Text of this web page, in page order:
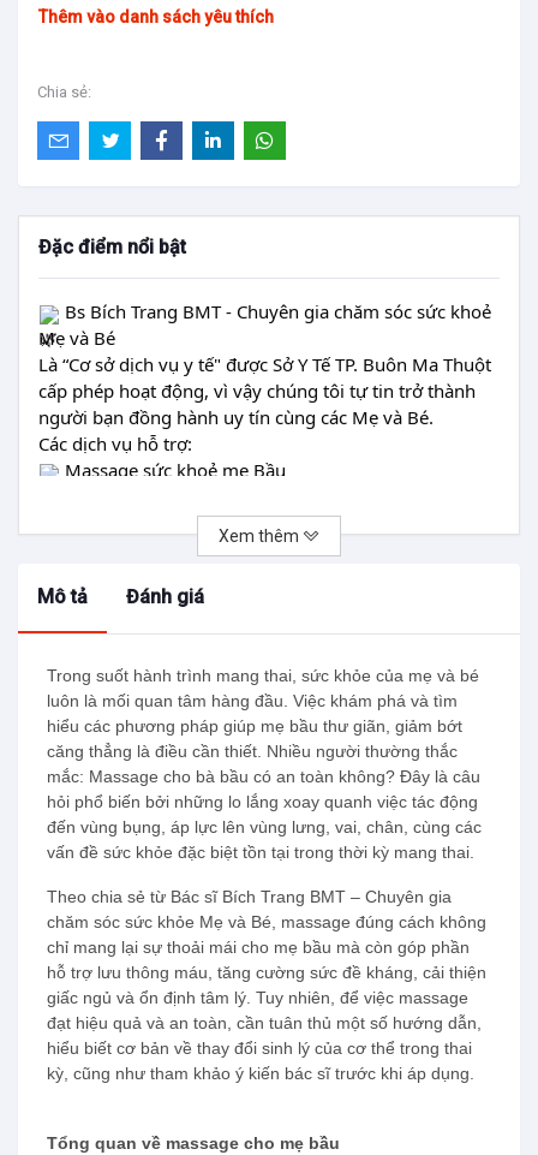
Thêm vào danh sách yêu thích
Chia sẻ:
Đặc điểm nổi bật
Bs Bích Trang BMT - Chuyên gia chăm sóc sức khoẻ
Mẹ và Bé
Là “Cơ sở dịch vụ y tế" được Sở Y Tế TP. Buôn Ma Thuột
cấp phép hoạt động, vì vậy chúng tôi tự tin trở thành
người bạn đồng hành uy tín cùng các Mẹ và Bé.
Các dịch vụ hỗ trợ:
Massage sức khoẻ mẹ Bầu
Tắm bé sơ sinh chuẩn Y Khoa tại nhà
Thông tắc tia sữa
Website:
Địa chỉ: 118 Trần Bình Trọng, P. Thành Công, TP.
Buôn Ma Thuột, Tỉnh Đăk Lăk
Điều kiện sử dụng
Xem thêm
Mô tả Đánh giá
Trong suốt hành trình mang thai, sức khỏe của mẹ và bé
luôn là mối quan tâm hàng đầu. Việc khám phá và tìm
hiểu các phương pháp giúp mẹ bầu thư giãn, giảm bớt
căng thẳng là điều cần thiết. Nhiều người thường thắc
mắc: Massage cho bà bầu có an toàn không? Đây là câu
hỏi phổ biến bởi những lo lắng xoay quanh việc tác động
đến vùng bụng, áp lực lên vùng lưng, vai, chân, cùng các
vấn đề sức khỏe đặc biệt tồn tại trong thời kỳ mang thai.
Theo chia sẻ từ Bác sĩ Bích Trang BMT – Chuyên gia
chăm sóc sức khỏe Mẹ và Bé, massage đúng cách không
chỉ mang lại sự thoải mái cho mẹ bầu mà còn góp phần
hỗ trợ lưu thông máu, tăng cường sức đề kháng, cải thiện
giấc ngủ và ổn định tâm lý. Tuy nhiên, để việc massage
đạt hiệu quả và an toàn, cần tuân thủ một số hướng dẫn,
hiểu biết cơ bản về thay đổi sinh lý của cơ thể trong thai
kỳ, cũng như tham khảo ý kiến bác sĩ trước khi áp dụng.
Tổng quan về massage cho mẹ bầu